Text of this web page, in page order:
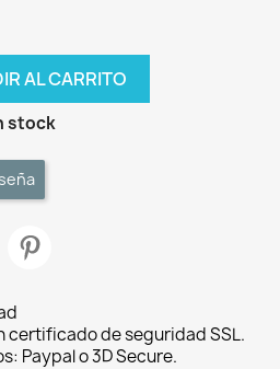
AL CARRITO
stock
certificado de seguridad SSL.
Paypal o 3D Secure.